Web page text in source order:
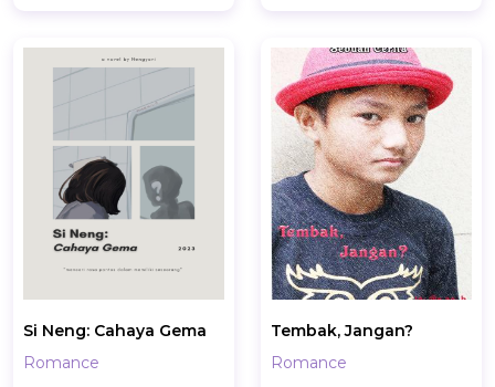
Si Neng: Cahaya Gema
Romance
Tembak, Jangan?
Romance